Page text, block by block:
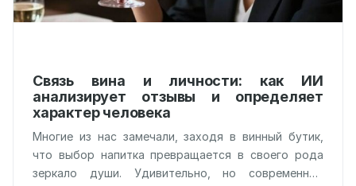
Связь вина и личности: как ИИ
анализирует отзывы и определяет
характер человека
Многие из нас замечали, заходя в винный бутик,
что выбор напитка превращается в своего рода
зеркало души. Удивительно, но современные